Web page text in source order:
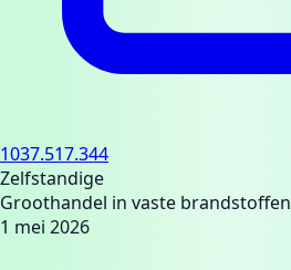
1037.517.344
Zelfstandige
Groothandel in vaste brandstoffen
1 mei 2026